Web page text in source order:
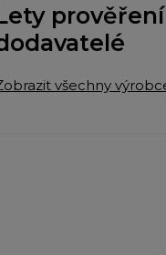
všechny